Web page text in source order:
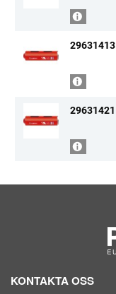
29631413
29631421
KONTAKTA OSS